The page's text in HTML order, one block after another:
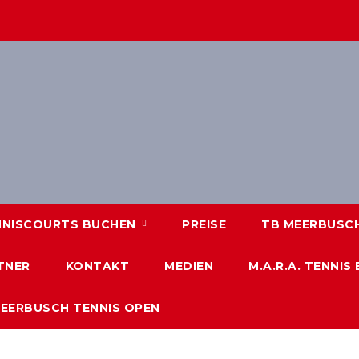
BUCHEN PREISE TB
KONTAKT MEDIEN M.A.R.A. TENNIS
TENNIS OPEN